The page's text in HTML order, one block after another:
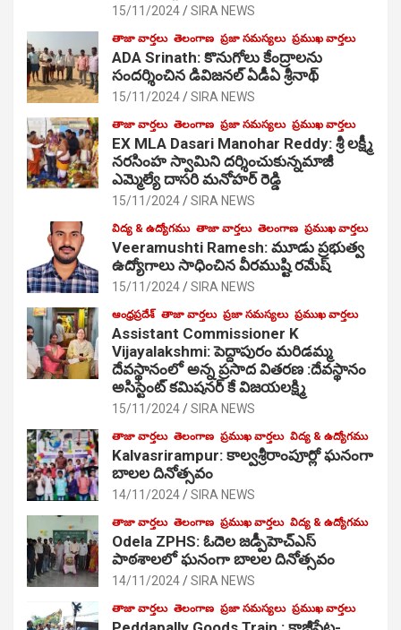
15/11/2024 SIRA NEWS
తాజా వార్తలు తెలంగాణ ప్రజా సమస్యలు ప్రముఖ వార్తలు
ADA Srinath: కొనుగోలు కేంద్రాల‌ను
సంద‌ర్శించిన డివిజనల్ ఏడీఏ శ్రీనాథ్
15/11/2024 SIRA NEWS
తాజా వార్తలు తెలంగాణ ప్రజా సమస్యలు ప్రముఖ వార్తలు
EX MLA Dasari Manohar Reddy: శ్రీ లక్ష్మీ
నరసింహ స్వామిని దర్శించుకున్నమాజీ
ఎమ్మెల్యే దాసరి మనోహర్ రెడ్డి
15/11/2024 SIRA NEWS
విద్య & ఉద్యోగము తాజా వార్తలు తెలంగాణ ప్రముఖ వార్తలు
Veeramushti Ramesh: మూడు ప్రభుత్వ
ఉద్యోగాలు సాధించిన వీరముష్టి రమేష్
15/11/2024 SIRA NEWS
ఆంధ్రప్రదేశ్ తాజా వార్తలు ప్రజా సమస్యలు ప్రముఖ వార్తలు
Assistant Commissioner K
Vijayalakshmi: పెద్దాపురం మరిడమ్మ
దేవస్థానంలో అన్న ప్రసాద వితరణ :దేవస్థానం
అసిస్టెంట్ కమిషనర్ కే విజయలక్ష్మి
15/11/2024 SIRA NEWS
తాజా వార్తలు తెలంగాణ ప్రముఖ వార్తలు విద్య & ఉద్యోగము
Kalvasrirampur: కాల్వశ్రీరాంపూర్లో ఘనంగా
బాలల దినోత్సవం
14/11/2024 SIRA NEWS
తాజా వార్తలు తెలంగాణ ప్రముఖ వార్తలు విద్య & ఉద్యోగము
Odela ZPHS: ఓదెల జ‌డ్పీహెచ్ఎస్
పాఠ‌శాల‌లో ఘనంగా బాలల దినోత్సవం
14/11/2024 SIRA NEWS
తాజా వార్తలు తెలంగాణ ప్రజా సమస్యలు ప్రముఖ వార్తలు